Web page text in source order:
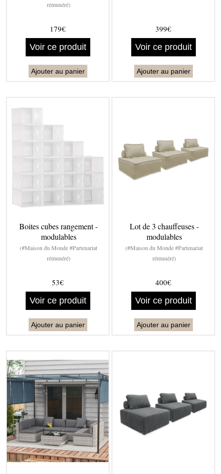
rémunéré)
179€
Voir ce produit
Ajouter au panier
399€
Voir ce produit
Ajouter au panier
Boites cubes rangement -
modulables
(#Maison du Monde #Partenariat
rémunéré)
53€
Voir ce produit
Ajouter au panier
Lot de 3 chauffeuses -
modulables
(#Maison du Monde #Partenariat
rémunéré)
400€
Voir ce produit
Ajouter au panier